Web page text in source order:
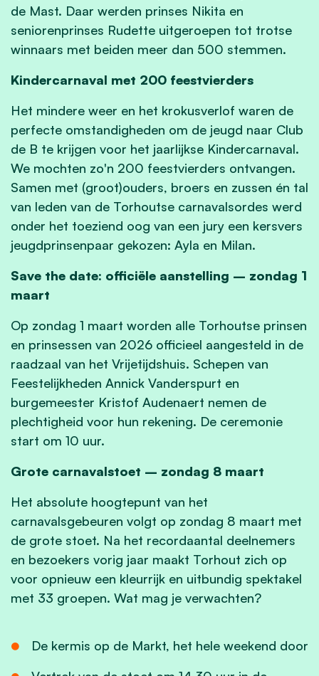
de Mast. Daar werden prinses Nikita en
seniorenprinses Rudette uitgeroepen tot trotse
winnaars met beiden meer dan 500 stemmen.
Kindercarnaval met 200 feestvierders
Het mindere weer en het krokusverlof waren de
perfecte omstandigheden om de jeugd naar Club
de B te krijgen voor het jaarlijkse Kindercarnaval.
We mochten zo'n 200 feestvierders ontvangen.
Samen met (groot)ouders, broers en zussen én tal
van leden van de Torhoutse carnavalsordes werd
onder het toeziend oog van een jury een kersvers
jeugdprinsenpaar gekozen: Ayla en Milan.
Save the date: officiële aanstelling – zondag 1
maart
Op zondag 1 maart worden alle Torhoutse prinsen
en prinsessen van 2026 officieel aangesteld in de
raadzaal van het Vrijetijdshuis. Schepen van
Feestelijkheden Annick Vanderspurt en
burgemeester Kristof Audenaert nemen de
plechtigheid voor hun rekening. De ceremonie
start om 10 uur.
Grote carnavalstoet – zondag 8 maart
Het absolute hoogtepunt van het
carnavalsgebeuren volgt op zondag 8 maart met
de grote stoet. Na het recordaantal deelnemers
en bezoekers vorig jaar maakt Torhout zich op
voor opnieuw een kleurrijk en uitbundig spektakel
met 33 groepen. Wat mag je verwachten?
De kermis op de Markt, het hele weekend door